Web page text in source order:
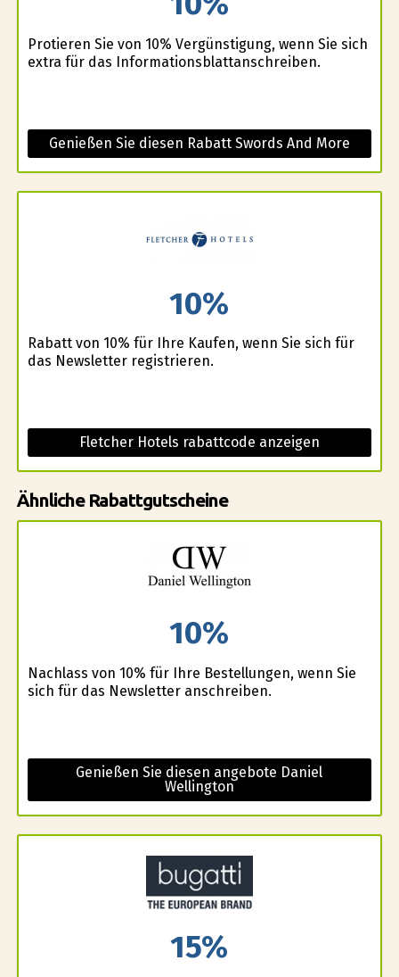
Profitieren Sie von 10% Vergünstigung, wenn Sie sich
extra für das Informationsblattanschreiben.
Genießen Sie diesen Rabatt Swords And More
10%
Rabatt von 10% für Ihre Kaufen, wenn Sie sich für
das Newsletter registrieren.
Fletcher Hotels rabattcode anzeigen
Ähnliche Rabattgutscheine
10%
Nachlass von 10% für Ihre Bestellungen, wenn Sie
sich für das Newsletter anschreiben.
Genießen Sie diesen angebote Daniel
Wellington
15%